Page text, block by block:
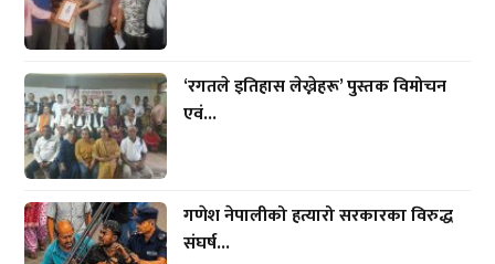
‘रगतले इतिहास लेख्नेहरू’ पुस्तक विमोचन
एवं...
गणेश नेपालीको हत्यारो सरकारका विरुद्ध
संघर्ष...